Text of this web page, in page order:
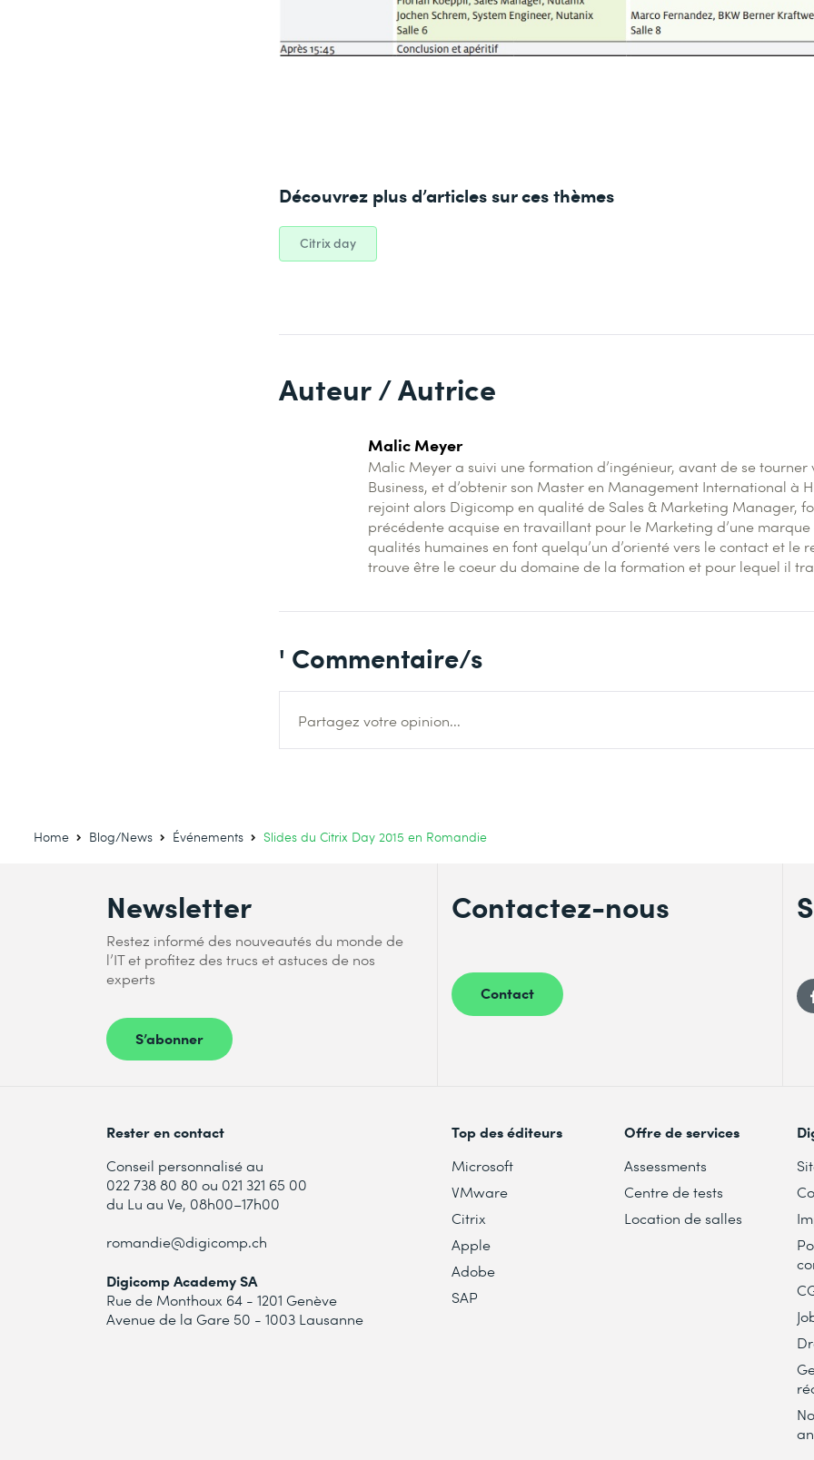
Découvrez plus d’articles sur ces thèmes
Citrix day
Auteur / Autrice
Malic Meyer
Malic Meyer a suivi une formation d’ingénieur, avant de se tourner
Business, et d’obtenir son Master en Management International à
rejoint alors Digicomp en qualité de Sales & Marketing Manager,
précédente acquise en travaillant pour le Marketing d’une marque
qualités humaines en font quelqu’un d’orienté vers le contact et le
trouve être le coeur du domaine de la formation et pour lequel il
' Commentaire/s
Partagez votre opinion...
Home Blog/News Événements Slides du Citrix Day 2015 en Romandie
Newsletter
Restez informé des nouveautés du monde de
l’IT et profitez des trucs et astuces de nos
experts
S’abonner
Contactez-nous
Contact
Rester en contact
Conseil personnalisé au
022 738 80 80 ou 021 321 65 00
du Lu au Ve, 08h00–17h00
romandie@digicomp.ch
Digicomp Academy SA
Rue de Monthoux 64 - 1201 Genève
Avenue de la Gare 50 - 1003 Lausanne
Top des éditeurs
Microsoft
VMware
Citrix
Apple
Adobe
SAP
Offre de services
Assessments
Centre de tests
Location de salles